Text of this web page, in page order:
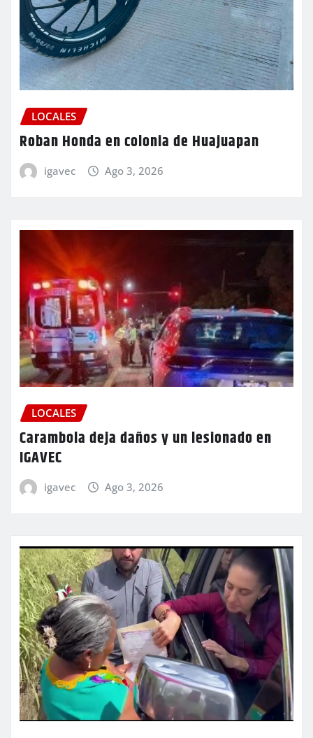
LOCALES
Roban Honda en colonia de Huajuapan
igavec Ago 3, 2026
LOCALES
Carambola deja daños y un lesionado en
IGAVEC
igavec Ago 3, 2026